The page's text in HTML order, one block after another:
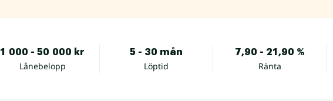
1 000 - 50 000 kr
Lånebelopp
5 - 30 mån
Löptid
7,90 - 21,90 %
Ränta